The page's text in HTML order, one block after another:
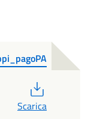
Scarica